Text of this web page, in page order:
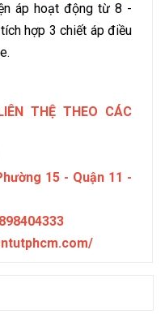
áp hoạt động từ 8 -
hợp 3 chiết áp điều
THỆ THEO CÁC
15 - Quận 11 -